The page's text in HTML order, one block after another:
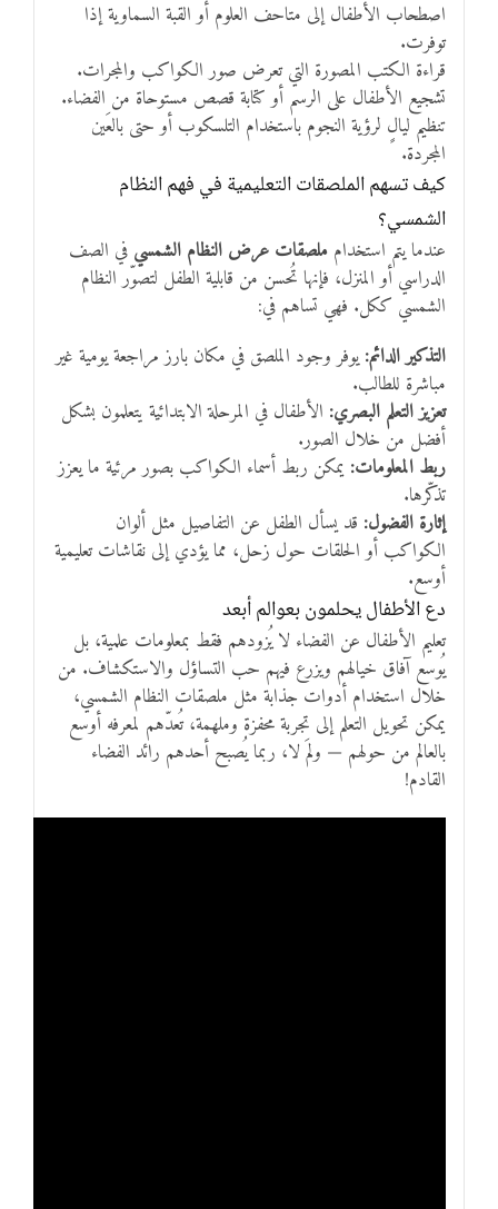
اصطحاب الأطفال إلى متاحف العلوم أو القبة السماوية إذا
توفرت.
قراءة الكتب المصورة التي تعرض صور الكواكب والمجرات.
تشجيع الأطفال على الرسم أو كتابة قصص مستوحاة من الفضاء.
تنظيم ليالٍ لرؤية النجوم باستخدام التلسكوب أو حتى بالعَين
المجردة.
كيف تسهم الملصقات التعليمية في فهم النظام
الشمسي؟
عندما يتم استخدام ملصقات عرض النظام الشمسي في الصف
الدراسي أو المنزل، فإنها تُحسن من قابلية الطفل لتصوّر النظام
الشمسي ككل. فهي تساهم في:
التذكير الدائم:يوفر وجود الملصق في مكان بارز مراجعة يومية غير
مباشرة للطالب.
تعزيز التعلم البصري: الأطفال في المرحلة الابتدائية يتعلمون بشكل
أفضل من خلال الصور.
ربط المعلومات: يمكن ربط أسماء الكواكب بصور مرئية ما يعزز
تذكّرها.
إثارة الفضول: قد يسأل الطفل عن التفاصيل مثل ألوان
الكواكب أو الحلقات حول زحل، مما يؤدي إلى نقاشات تعليمية
أوسع.
دع الأطفال يحلمون بعوالم أبعد
تعليم الأطفال عن الفضاء لا يُزودهم فقط بمعلومات علمية، بل
يُوسع آفاق خيالهم ويزرع فيهم حب التساؤل والاستكشاف. من
خلال استخدام أدوات جذابة مثل ملصقات النظام الشمسي،
يمكن تحويل التعلم إلى تجربة محفزة وملهمة، تُعدّهم لمعرفه أوسع
بالعالم من حولهم — ولمَ لا، ربما يُصبح أحدهم رائد الفضاء
القادم!